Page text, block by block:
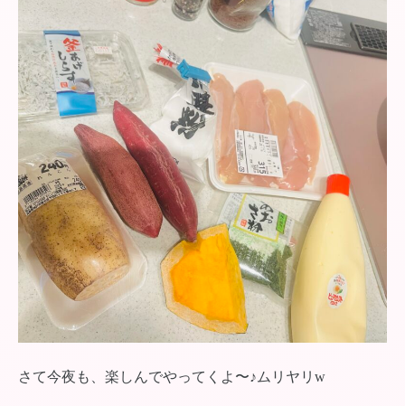
さて今夜も、楽しんでやってくよ〜♪ムリヤリw